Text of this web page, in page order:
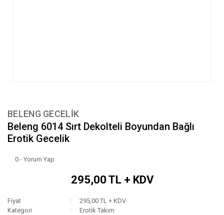
BELENG GECELİK
Beleng 6014 Sırt Dekolteli Boyundan Bağlı
Erotik Gecelik
0 - Yorum Yap
295,00 TL + KDV
Fiyat
295,00 TL + KDV
Kategori
Erotik Takım